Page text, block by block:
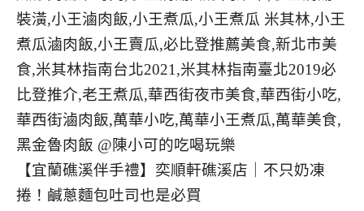
【宜蘭礁溪伴手禮】奕順軒礁溪店｜不只奶凍
捲！鹹蔥麵包吐司也是必買